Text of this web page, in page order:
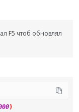
F5 чтоб обновлял
)